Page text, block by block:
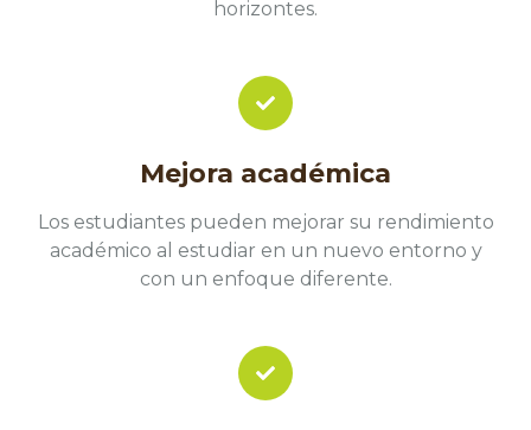
horizontes.
Mejora académica
Los estudiantes pueden mejorar su rendimiento
académico al estudiar en un nuevo entorno y
con un enfoque diferente.